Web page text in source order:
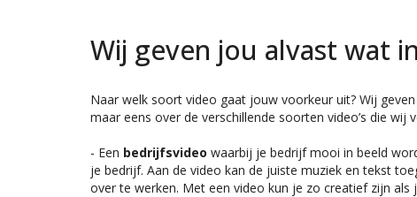
Wij geven jou alvast wat
Naar welk soort video gaat jouw voorkeur uit? Wij
maar eens over de verschillende soorten video’s die wij
- Een bedrijfsvideo waarbij je bedrijf mooi in beeld
je bedrijf. Aan de video kan de juiste muziek en tekst
over te werken. Met een video kun je zo creatief zijn als